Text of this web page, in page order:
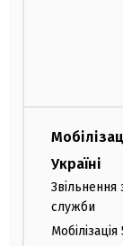
Україні
Звільнення
служби
Мобілізація